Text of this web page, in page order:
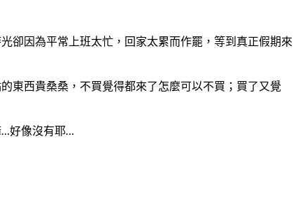
卻因為平常上班太忙，回家太累而作罷，等到真正假期來
東西貴桑桑，不買覺得都來了怎麼可以不買；買了又覺
…好像沒有耶…